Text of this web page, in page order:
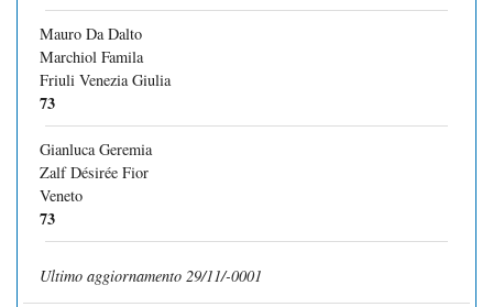
Mauro Da Dalto
Marchiol Famila
Friuli Venezia Giulia
73
Gianluca Geremia
Zalf Désirée Fior
Veneto
73
Ultimo aggiornamento 29/11/-0001